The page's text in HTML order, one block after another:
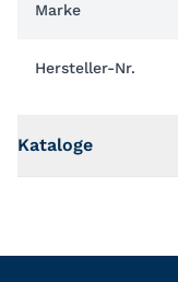
Marke
Hersteller-Nr.
Kataloge